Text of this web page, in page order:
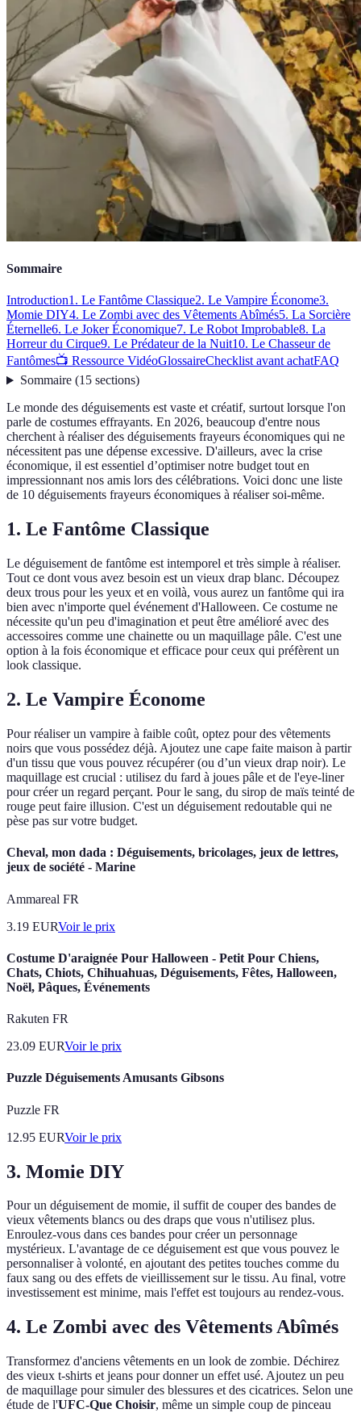
Sommaire
Introduction1. Le Fantôme Classique2. Le Vampire Économe3.
Momie DIY4. Le Zombi avec des Vêtements Abîmés5. La Sorcière
Éternelle6. Le Joker Économique7. Le Robot Improbable8. La
Horreur du Cirque9. Le Prédateur de la Nuit10. Le Chasseur de
Fantômes📺 Ressource VidéoGlossaireChecklist avant achatFAQ
Sommaire(15 sections)
Le monde des déguisements est vaste et créatif, surtout lorsque l'on
parle de costumes effrayants. En 2026, beaucoup d'entre nous
cherchent à réaliser des déguisements frayeurs économiques qui ne
nécessitent pas une dépense excessive. D'ailleurs, avec la crise
économique, il est essentiel d’optimiser notre budget tout en
impressionnant nos amis lors des célébrations. Voici donc une liste
de 10 déguisements frayeurs économiques à réaliser soi-même.
1. Le Fantôme Classique
Le déguisement de fantôme est intemporel et très simple à réaliser.
Tout ce dont vous avez besoin est un vieux drap blanc. Découpez
deux trous pour les yeux et en voilà, vous aurez un fantôme qui ira
bien avec n'importe quel événement d'Halloween. Ce costume ne
nécessite qu'un peu d'imagination et peut être amélioré avec des
accessoires comme une chainette ou un maquillage pâle. C'est une
option à la fois économique et efficace pour ceux qui préfèrent un
look classique.
2. Le Vampire Économe
Pour réaliser un vampire à faible coût, optez pour des vêtements
noirs que vous possédez déjà. Ajoutez une cape faite maison à partir
d'un tissu que vous pouvez récupérer (ou d’un vieux drap noir). Le
maquillage est crucial : utilisez du fard à joues pâle et de l'eye-liner
pour créer un regard perçant. Pour le sang, du sirop de maïs teinté de
rouge peut faire illusion. C'est un déguisement redoutable qui ne
pèse pas sur votre budget.
Cheval, mon dada : Déguisements, bricolages, jeux de lettres,
jeux de société - Marine
Ammareal FR
3.19 EURVoir le prix
Costume D'araignée Pour Halloween - Petit Pour Chiens,
Chats, Chiots, Chihuahuas, Déguisements, Fêtes, Halloween,
Noël, Pâques, Événements
Rakuten FR
23.09 EURVoir le prix
Puzzle Déguisements Amusants Gibsons
Puzzle FR
12.95 EURVoir le prix
3. Momie DIY
Pour un déguisement de momie, il suffit de couper des bandes de
vieux vêtements blancs ou des draps que vous n'utilisez plus.
Enroulez-vous dans ces bandes pour créer un personnage
mystérieux. L'avantage de ce déguisement est que vous pouvez le
personnaliser à volonté, en ajoutant des petites touches comme du
faux sang ou des effets de vieillissement sur le tissu. Au final, votre
investissement est minime, mais l'effet est toujours au rendez-vous.
4. Le Zombi avec des Vêtements Abîmés
Transformez d'anciens vêtements en un look de zombie. Déchirez
des vieux t-shirts et jeans pour donner un effet usé. Ajoutez un peu
de maquillage pour simuler des blessures et des cicatrices. Selon une
étude de l'UFC-Que Choisir, même un simple coup de pinceau